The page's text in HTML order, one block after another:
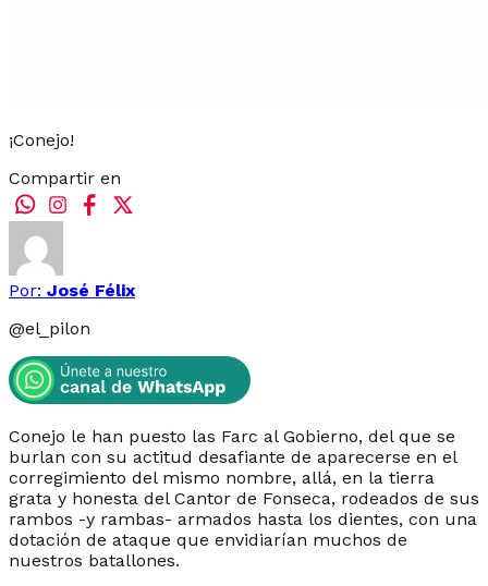
¡Conejo!
Compartir en
Por: José Félix
@el_pilon
Conejo le han puesto las Farc al Gobierno, del que se
burlan con su actitud desafiante de aparecerse en el
corregimiento del mismo nombre, allá, en la tierra
grata y honesta del Cantor de Fonseca, rodeados de sus
rambos -y rambas- armados hasta los dientes, con una
dotación de ataque que envidiarían muchos de
nuestros batallones.